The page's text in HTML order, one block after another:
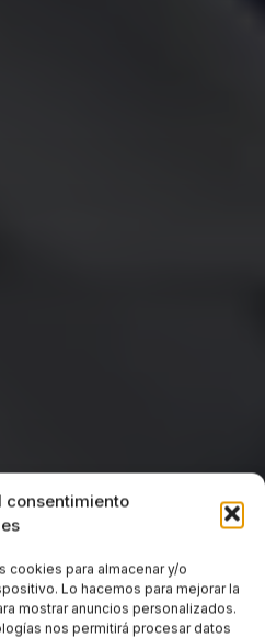
consentimiento
cookies para almacenar y/o
Lo hacemos para mejorar la
mostrar anuncios personalizados.
nos permitirá procesar datos